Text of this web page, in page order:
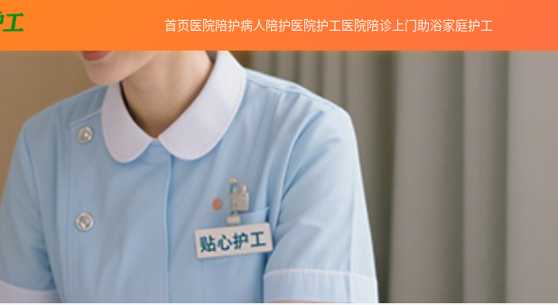
首页医院陪护病人陪护医院护工医院陪诊 上门助浴家庭护工